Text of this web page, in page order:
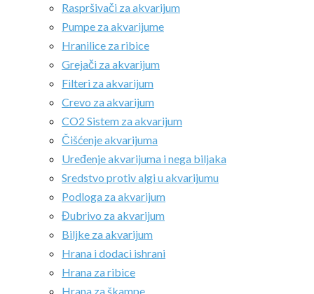
Raspršivači za akvarijum
Pumpe za akvarijume
Hranilice za ribice
Grejači za akvarijum
Filteri za akvarijum
Crevo za akvarijum
CO2 Sistem za akvarijum
Čišćenje akvarijuma
Uređenje akvarijuma i nega biljaka
Sredstvo protiv algi u akvarijumu
Podloga za akvarijum
Đubrivo za akvarijum
Biljke za akvarijum
Hrana i dodaci ishrani
Hrana za ribice
Hrana za škampe